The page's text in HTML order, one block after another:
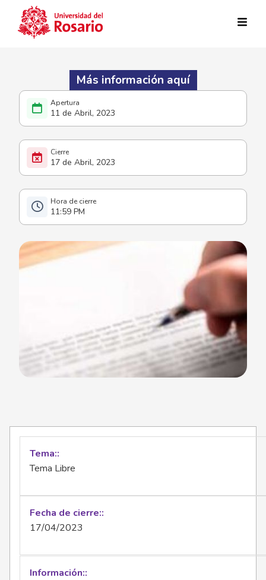
11 de Abril, 2023
17 de Abril, 2023
11:59 PM
Más información aquí
Tema:
Tema Libre
Fecha de cierre:
17/04/2023
Información: